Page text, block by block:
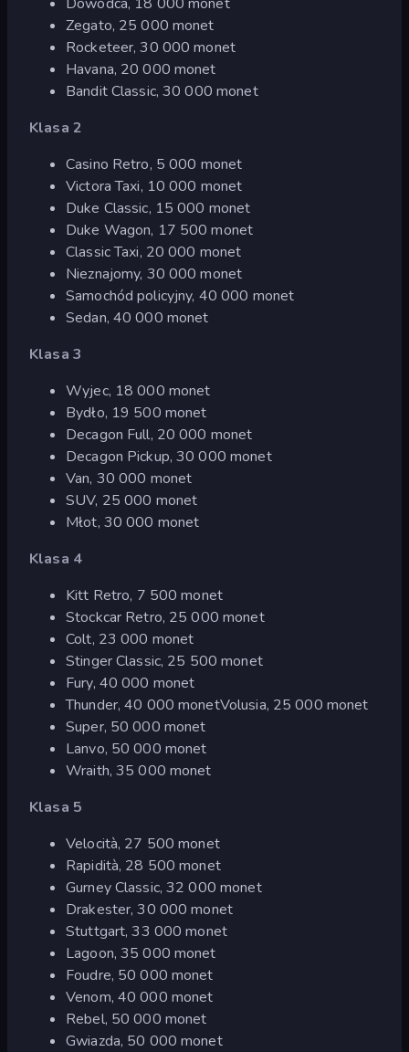
Zegato, 25 000 monet
Rocketeer, 30 000 monet
Havana, 20 000 monet
Bandit Classic, 30 000 monet
Klasa 2
Casino Retro, 5 000 monet
Victora Taxi, 10 000 monet
Duke Classic, 15 000 monet
Duke Wagon, 17 500 monet
Classic Taxi, 20 000 monet
Nieznajomy, 30 000 monet
Samochód policyjny, 40 000 monet
Sedan, 40 000 monet
Klasa 3
Wyjec, 18 000 monet
Bydło, 19 500 monet
Decagon Full, 20 000 monet
Decagon Pickup, 30 000 monet
Van, 30 000 monet
SUV, 25 000 monet
Młot, 30 000 monet
Klasa 4
Kitt Retro, 7 500 monet
Stockcar Retro, 25 000 monet
Colt, 23 000 monet
Stinger Classic, 25 500 monet
Fury, 40 000 monet
Thunder, 40 000 monetVolusia, 25 000 monet
Super, 50 000 monet
Lanvo, 50 000 monet
Wraith, 35 000 monet
Klasa 5
Velocità, 27 500 monet
Rapidità, 28 500 monet
Gurney Classic, 32 000 monet
Drakester, 30 000 monet
Stuttgart, 33 000 monet
Lagoon, 35 000 monet
Foudre, 50 000 monet
Venom, 40 000 monet
Rebel, 50 000 monet
Gwiazda, 50 000 monet